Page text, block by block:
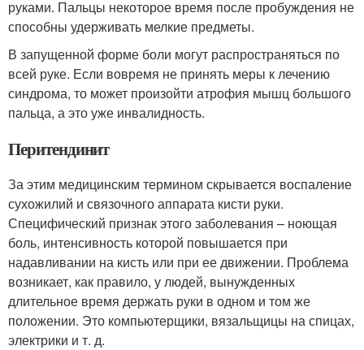
руками. Пальцы некоторое время после пробуждения не
способны удерживать мелкие предметы.
В запущенной форме боли могут распространяться по
всей руке. Если вовремя не принять меры к лечению
синдрома, то может произойти атрофия мышц большого
пальца, а это уже инвалидность.
Перитендинит
За этим медицинским термином скрывается воспаление
сухожилий и связочного аппарата кисти руки.
Специфический признак этого заболевания – ноющая
боль, интенсивность которой повышается при
надавливании на кисть или при ее движении. Проблема
возникает, как правило, у людей, вынужденных
длительное время держать руки в одном и том же
положении. Это компьютерщики, вязальщицы на спицах,
электрики и т. д.